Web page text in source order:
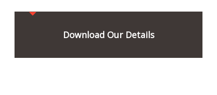
Download Our Details